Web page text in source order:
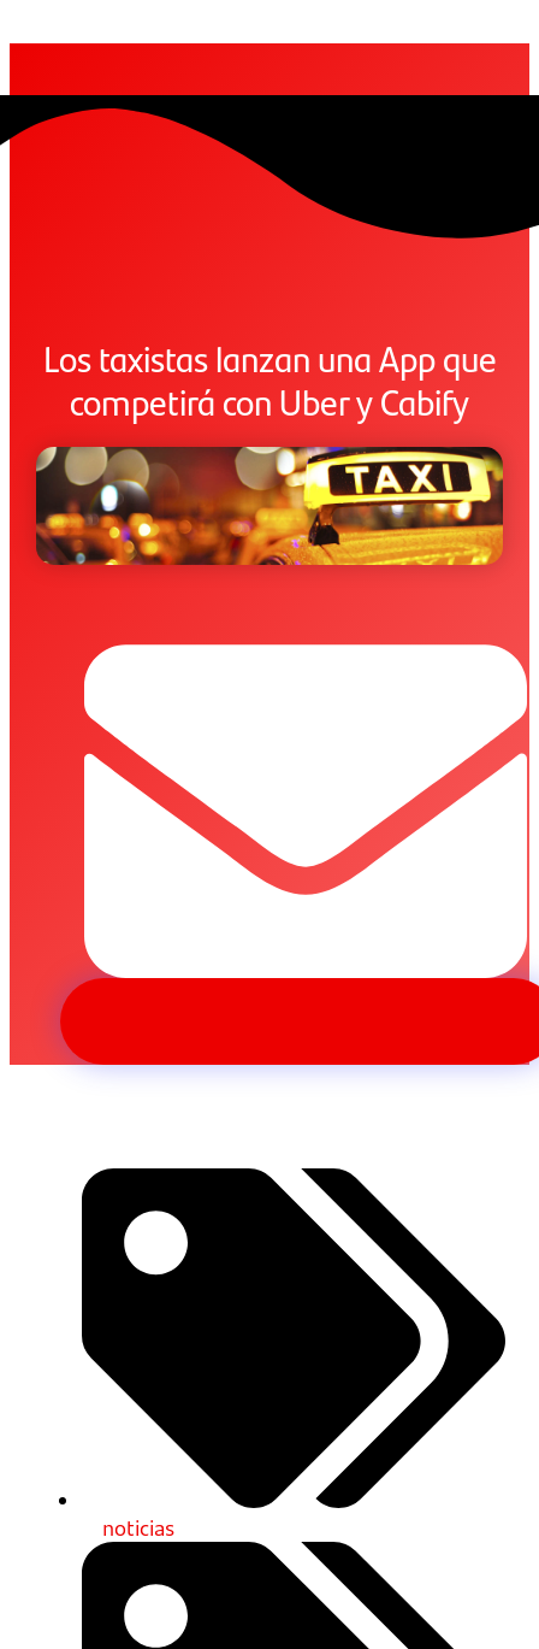
Los taxistas lanzan una App que
competirá con Uber y Cabify
noticias